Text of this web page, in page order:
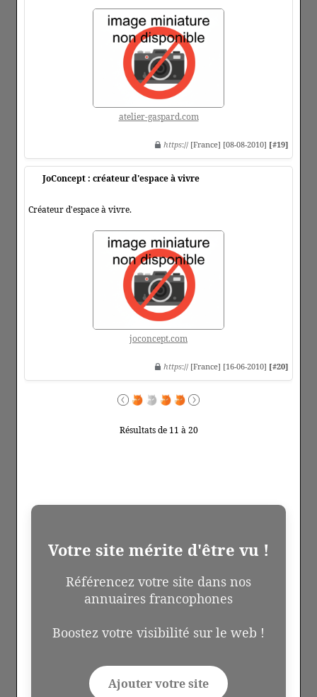
atelier-gaspard.com
https:// [France] [08-08-2010] [#19]
JoConcept : créateur d'espace à vivre
Créateur d'espace à vivre.
joconcept.com
https:// [France] [16-06-2010] [#20]
Résultats de 11 à 20
Votre site mérite d'être vu !
Référencez votre site dans nos
annuaires francophones
Boostez votre visibilité sur le web !
Ajouter votre site